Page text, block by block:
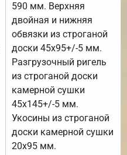
590 мм. Верхняя
двойная и нижняя
обвязки из строганой
доски 45х95+/-5 мм.
Разгрузочный ригель
из строганой доски
камерной сушки
45х145+/-5 мм.
Укосины из строганой
доски камерной сушки
20х95 мм.